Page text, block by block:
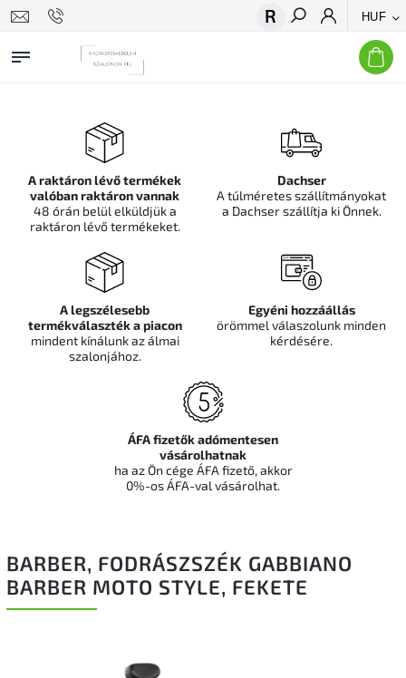
HUF
Keresés
BARBER, FODRÁSZSZÉK GABBIANO
BARBER MOTO STYLE, FEKETE
A raktáron lévő termékek
valóban raktáron vannak
48 órán belül elküldjük a
raktáron lévő termékeket.
Dachser
A túlméretes szállítmányokat
a Dachser szállítja ki Önnek.
A legszélesebb
termékválaszték a piacon
mindent kínálunk az álmai
szalonjához.
Egyéni hozzáállás
örömmel válaszolunk minden
kérdésére.
ÁFA fizetők adómentesen
vásárolhatnak
ha az Ön cége ÁFA fizető, akkor
0%-os ÁFA-val vásárolhat.